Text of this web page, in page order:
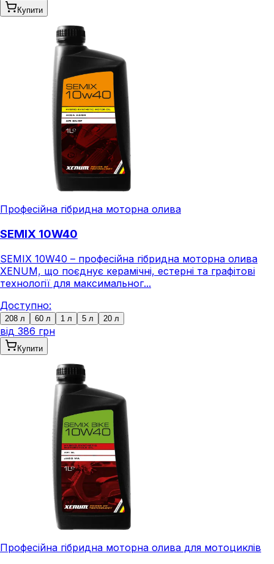
Купити
Професійна гібридна моторна олива
SEMIX 10W40
SEMIX 10W40 – професійна гібридна моторна олива
XENUM, що поєднує керамічні, естерні та графітові
технології для максимальног...
Доступно:
208 л 60 л 1 л 5 л 20 л
від 386 грн
Купити
Професійна гібридна моторна олива для мотоциклів